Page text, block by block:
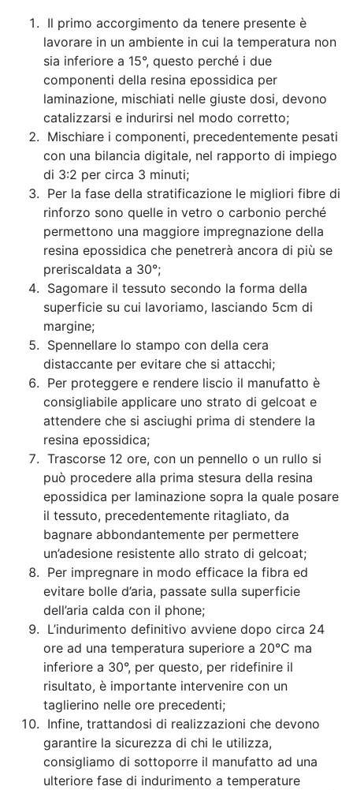
Il primo accorgimento da tenere presente è
lavorare in un ambiente in cui la temperatura non
sia inferiore a 15°, questo perché i due
componenti della resina epossidica per
laminazione, mischiati nelle giuste dosi, devono
catalizzarsi e indurirsi nel modo corretto;
Mischiare i componenti, precedentemente pesati
con una bilancia digitale, nel rapporto di impiego
di 3:2 per circa 3 minuti;
Per la fase della stratificazione le migliori fibre di
rinforzo sono quelle in vetro o carbonio perché
permettono una maggiore impregnazione della
resina epossidica che penetrerà ancora di più se
preriscaldata a 30°;
Sagomare il tessuto secondo la forma della
superficie su cui lavoriamo, lasciando 5cm di
margine;
Spennellare lo stampo con della cera
distaccante per evitare che si attacchi;
Per proteggere e rendere liscio il manufatto è
consigliabile applicare uno strato di gelcoat e
attendere che si asciughi prima di stendere la
resina epossidica;
Trascorse 12 ore, con un pennello o un rullo si
può procedere alla prima stesura della resina
epossidica per laminazione sopra la quale posare
il tessuto, precedentemente ritagliato, da
bagnare abbondantemente per permettere
un’adesione resistente allo strato di gelcoat;
Per impregnare in modo efficace la fibra ed
evitare bolle d’aria, passate sulla superficie
dell’aria calda con il phone;
L’indurimento definitivo avviene dopo circa 24
ore ad una temperatura superiore a 20°C ma
inferiore a 30°, per questo, per ridefinire il
risultato, è importante intervenire con un
taglierino nelle ore precedenti;
Infine, trattandosi di realizzazioni che devono
garantire la sicurezza di chi le utilizza,
consigliamo di sottoporre il manufatto ad una
ulteriore fase di indurimento a temperature